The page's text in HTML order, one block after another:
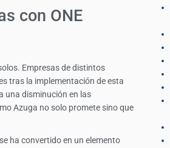
con ONE
Empresas de distintos
tras la implementación de esta
una disminución en las
Azuga no solo promete sino que
ha convertido en un elemento